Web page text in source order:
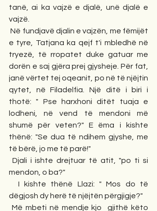
tanë, ai ka vajzë e djalë, unë djalë e
vajzë.
Në fundjavë djalin e vajzën, me fëmijët
e tyre, Tatjana ka qejf t'i mbledhë në
tryezë, të rropatet duke gatuar me
dorën e saj gjëra prej gjysheje. Për fat,
janë vërtet tej oqeanit, po në të njëjtin
qytet, në Filadelfia. Një ditë i biri i
thotë: " Pse harxhoni ditët tuaja e
lodheni, në vend të mendoni më
shumë për veten?" E ëma i kishte
thënë: "Se dua të ndihem gjyshe, me
të bërë, jo me të parë!"
mendon, o ba?"
dëgjosh dy herë të njëjtën përgjigje?"